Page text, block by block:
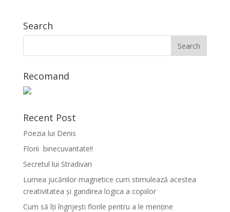
Search
Recomand
Recent Post
Poezia lui Denis
Florii binecuvantate!!
Secretul lui Stradivari
Lumea jucăriilor magnetice cum stimulează acestea
creativitatea și gandirea logica a copiilor
Cum să îți îngrijești florile pentru a le menține